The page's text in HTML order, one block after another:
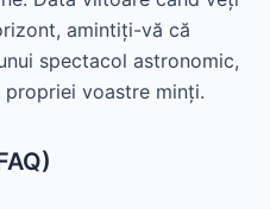
amintiți-vă că
spectacol astronomic,
voastre minți.